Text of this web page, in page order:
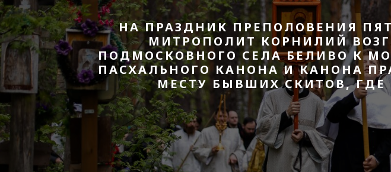
НА ПРАЗДНИК ПРЕПОЛОВЕНИЯ
МИТРОПОЛИТ КОРНИЛИЙ
ПОДМОСКОВНОГО СЕЛА БЕЛИВО К
ПАСХАЛЬНОГО КАНОНА И КАНОНА
МЕСТУ БЫВШИХ СКИТОВ,